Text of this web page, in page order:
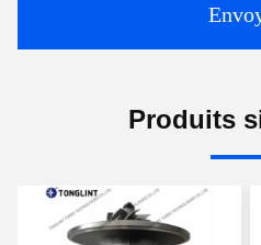
Produits